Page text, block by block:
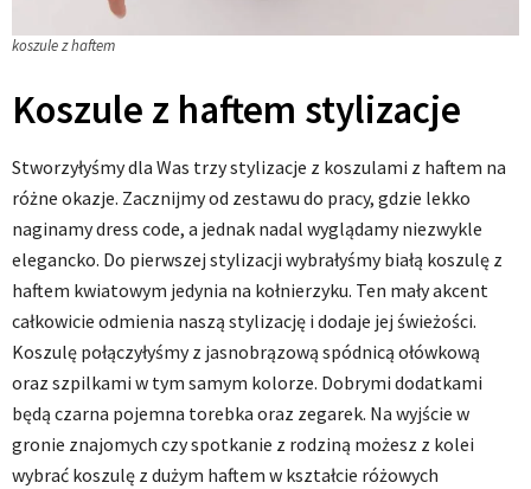
koszule z haftem
Koszule z haftem stylizacje
Stworzyłyśmy dla Was trzy stylizacje z koszulami z haftem na
różne okazje. Zacznijmy od zestawu do pracy, gdzie lekko
naginamy dress code, a jednak nadal wyglądamy niezwykle
elegancko. Do pierwszej stylizacji wybrałyśmy białą koszulę z
haftem kwiatowym jedynia na kołnierzyku. Ten mały akcent
całkowicie odmienia naszą stylizację i dodaje jej świeżości.
Koszulę połączyłyśmy z jasnobrązową spódnicą ołówkową
oraz szpilkami w tym samym kolorze. Dobrymi dodatkami
będą czarna pojemna torebka oraz zegarek. Na wyjście w
gronie znajomych czy spotkanie z rodziną możesz z kolei
wybrać koszulę z dużym haftem w kształcie różowych